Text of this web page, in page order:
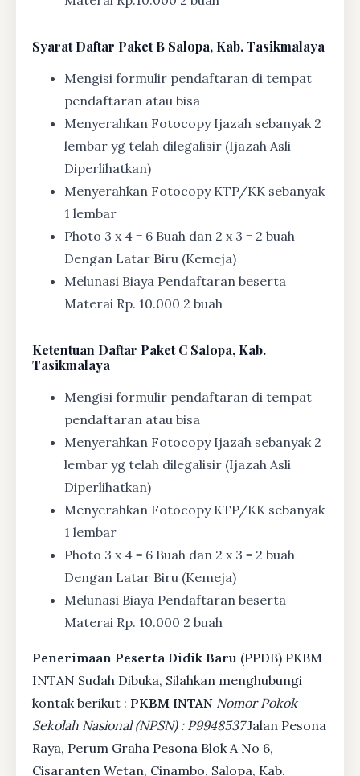
SyaratDaftar Paket B Salopa, Kab. Tasikmalaya
Mengisi formulir pendaftaran di tempat
pendaftaran atau bisa
Menyerahkan Fotocopy Ijazah sebanyak 2
lembar yg telah dilegalisir (Ijazah Asli
Diperlihatkan)
Menyerahkan Fotocopy KTP/KK sebanyak
1 lembar
Photo 3 x 4 = 6 Buah dan 2 x 3 = 2 buah
Dengan Latar Biru (Kemeja)
Melunasi Biaya Pendaftaran beserta
Materai Rp. 10.000 2 buah
Ketentuan Daftar Paket C Salopa, Kab.
Tasikmalaya
Mengisi formulir pendaftaran di tempat
pendaftaran atau bisa
Menyerahkan Fotocopy Ijazah sebanyak 2
lembar yg telah dilegalisir (Ijazah Asli
Diperlihatkan)
Menyerahkan Fotocopy KTP/KK sebanyak
1 lembar
Photo 3 x 4 = 6 Buah dan 2 x 3 = 2 buah
Dengan Latar Biru (Kemeja)
Melunasi Biaya Pendaftaran beserta
Materai Rp. 10.000 2 buah
Penerimaan Peserta Didik Baru (PPDB) PKBM
INTAN Sudah Dibuka, Silahkan menghubungi
kontak berikut : PKBM INTAN Nomor Pokok
Sekolah Nasional (NPSN) : P9948537Jalan Pesona
Raya, Perum Graha Pesona Blok A No 6,
Cisaranten Wetan, Cinambo, Salopa, Kab.